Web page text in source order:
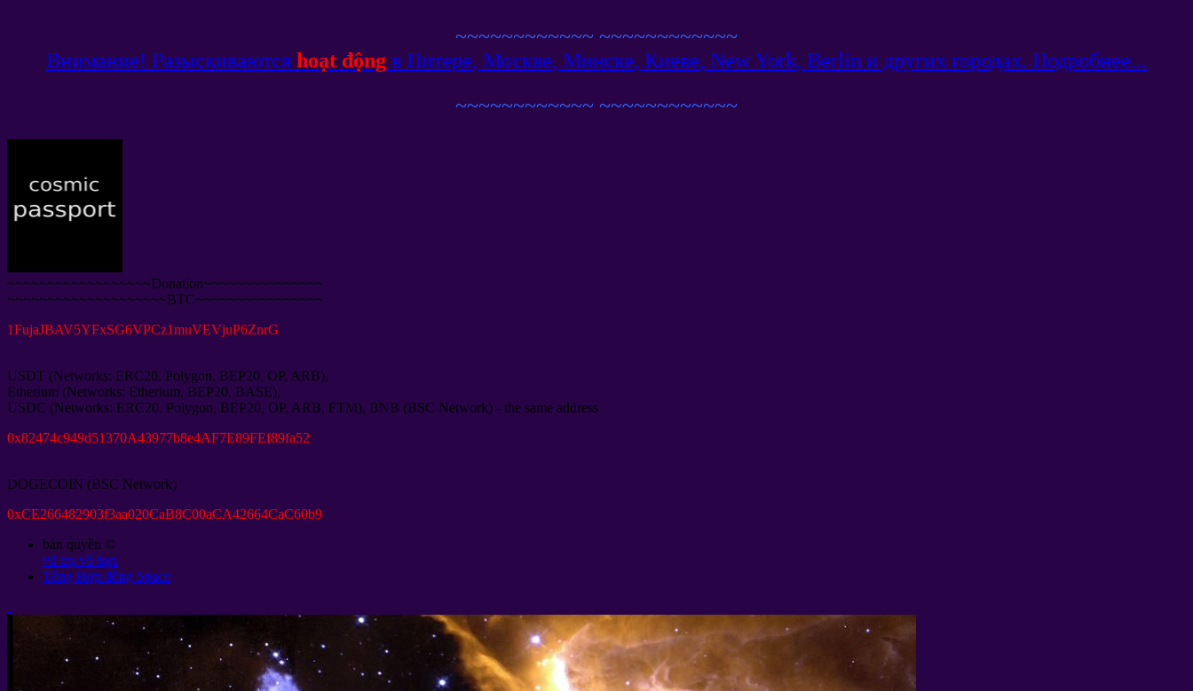
~~~~~~~~~~~~ ~~~~~~~~~~~~
Внимание! Разыскиваются hoạt động в Питере, Москве, Минске, Киеве, New York, Berlin и других городах. Подробнее...
~~~~~~~~~~~~ ~~~~~~~~~~~~
~~~~~~~~~~~~~~~~~~Donation~~~~~~~~~~~~~~~
~~~~~~~~~~~~~~~~~~~~BTC~~~~~~~~~~~~~~~~
1FujaJBAV5YFxSG6VPCz1muVEVjuP6ZnrG
USDT (Networks: ERC20, Polygon, BEP20, OP, ARB),
Etherium (Networks: Etherium, BEP20, BASE),
USDC (Networks: ERC20, Polygon, BEP20, OP, ARB, FTM), BNB (BSC Network) - the same address
0x82474c949d51370A43977b8e4AF7E89FEf89fa52
DOGECOIN (BSC Network)
0xCE266482903f3aa020CaB8C00aCA42664CaC60b9
bản quyền ©
vũ trụ vô hạn
Tổng Hợp đồng Space